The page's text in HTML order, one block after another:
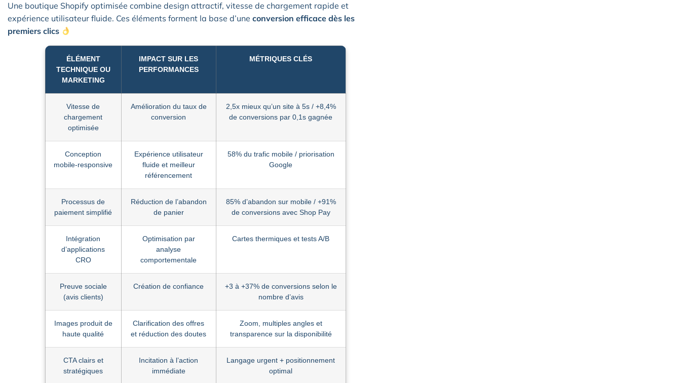
Une boutique Shopify optimisée combine design attractif, vitesse de chargement rapide et
expérience utilisateur fluide. Ces éléments forment la base d’une conversion efficace dès les
premiers clics
ÉLÉMENT
TECHNIQUE OU
MARKETING
IMPACT SUR LES
PERFORMANCES
MÉTRIQUES CLÉS
Vitesse de
chargement
optimisée
Amélioration du taux de
conversion
2,5x mieux qu’un site à 5s / +8,4%
de conversions par 0,1s gagnée
Conception
mobile-responsive
Expérience utilisateur
fluide et meilleur
référencement
58% du trafic mobile / priorisation
Google
Processus de
paiement simplifié
Réduction de l’abandon
de panier
85% d’abandon sur mobile / +91%
de conversions avec Shop Pay
Intégration
d’applications
CRO
Optimisation par
analyse
comportementale
Cartes thermiques et tests A/B
Preuve sociale
(avis clients)
Création de confiance
+3 à +37% de conversions selon le
nombre d’avis
Images produit de
haute qualité
Clarification des offres
et réduction des doutes
Zoom, multiples angles et
transparence sur la disponibilité
CTA clairs et
stratégiques
Incitation à l’action
immédiate
Langage urgent + positionnement
optimal